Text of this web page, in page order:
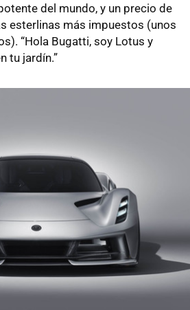
del mundo, y un precio de
esterlinas más impuestos (unos
“Hola Bugatti, soy Lotus y
tu jardín.”